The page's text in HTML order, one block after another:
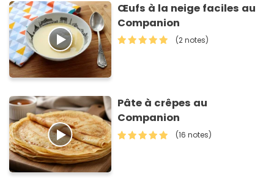
Œufs à la neige faciles au
Companion
(2 notes)
Pâte à crêpes au
Companion
(16 notes)